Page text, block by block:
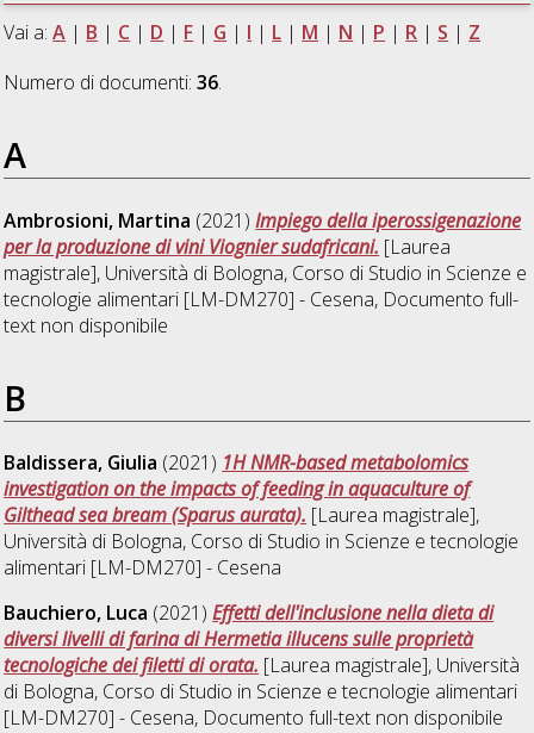
Vai a:A | B | C | D | F | G | I | L | M | N | P | R | S | Z
Numero di documenti:36.
A
Ambrosioni, Martina (2021)Impiego della iperossigenazione
per la produzione di vini Viognier sudafricani. [Laurea
magistrale], Università di Bologna, Corso di Studio in Scienze e
tecnologie alimentari [LM-DM270] - Cesena, Documento full-
text non disponibile
B
Baldissera, Giulia (2021) 1H NMR-based metabolomics
investigation on the impacts of feeding in aquaculture of
Gilthead sea bream (Sparus aurata). [Laurea magistrale],
Università di Bologna, Corso di Studio in Scienze e tecnologie
alimentari [LM-DM270] - Cesena
Bauchiero, Luca (2021)Effetti dell'inclusione nella dieta di
diversi livelli di farina di Hermetia illucens sulle proprietà
tecnologiche dei filetti di orata. [Laurea magistrale], Università
di Bologna, Corso di Studio in Scienze e tecnologie alimentari
[LM-DM270] - Cesena, Documento full-text non disponibile